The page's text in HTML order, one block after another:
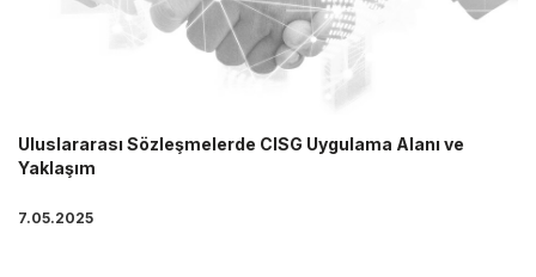
Uluslararası Sözleşmelerde CISG Uygulama Alanı ve
Yaklaşım
7.05.2025